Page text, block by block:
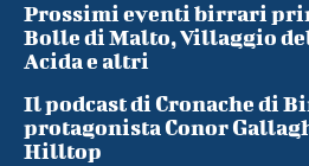
Prossimi eventi birrari
Bolle di Malto, Villaggio
Acida e altri
Il podcast di Cronache di
protagonista Conor
Hilltop